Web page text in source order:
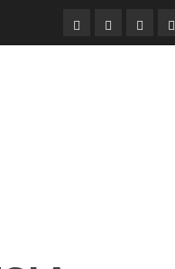
BerandaNasionalDaerah